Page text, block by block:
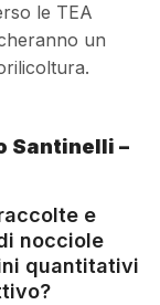
le TEA
un
Santinelli –
e
nocciole
quantitativi